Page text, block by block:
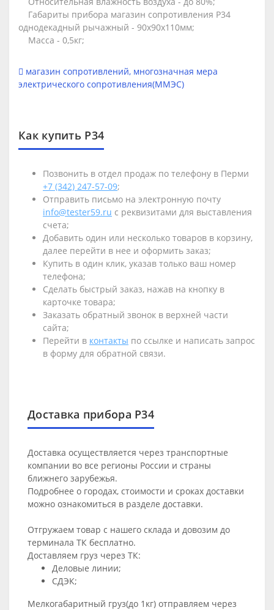
Габариты прибора магазин сопротивления Р34
однодекадный рычажный - 90х90х110мм;
Масса - 0,5кг;
магазин сопротивлений, многозначная мера
электрического сопротивления(ММЭС)
Как купить Р34
Позвонить в отдел продаж по телефону в Перми
+7 (342) 247-57-09;
Отправить письмо на электронную почту
info@tester59.ru с реквизитами для выставления
счета;
Добавить один или несколько товаров в корзину,
далее перейти в нее и оформить заказ;
Купить в один клик, указав только ваш номер
телефона;
Сделать быстрый заказ, нажав на кнопку в
карточке товара;
Заказать обратный звонок в верхней части
сайта;
Перейти в контакты по ссылке и написать запрос
в форму для обратной связи.
Доставка прибора Р34
Доставка осуществляется через транспортные
компании во все регионы России и страны
ближнего зарубежья.
Подробнее о городах, стоимости и сроках доставки
можно ознакомиться в разделе доставки.
Отгружаем товар с нашего склада и довозим до
терминала ТК бесплатно.
Доставляем груз через ТК:
Деловые линии;
СДЭК;
Мелкогабаритный груз(до 1кг) отправляем через